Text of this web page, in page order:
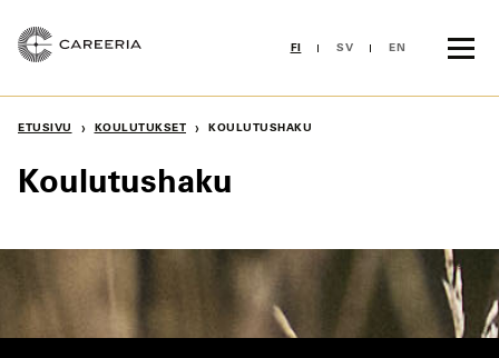
sisältöön
FI SV EN
ETUSIVU › KOULUTUKSET › KOULUTUSHAKU
Koulutushaku